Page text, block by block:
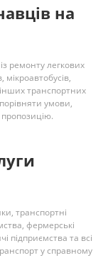
на
ремонту легкових
мікроавтобусів,
інших транспортних
умови,
транспортні
фермерські
підприємства та всі
у справному